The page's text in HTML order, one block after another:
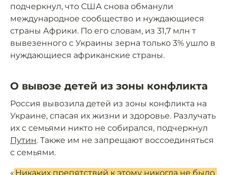
подчеркнул, что США снова обманули
международное сообщество и нуждающиеся
страны Африки. По его словам, из 31,7 млн т
вывезенного с Украины зерна только 3% ушло в
нуждающиеся африканские страны.
О вывозе детей из зоны конфликта
Россия вывозила детей из зоны конфликта на
Украине, спасая их жизни и здоровье. Разлучать
их с семьями никто не собирался, подчеркнул
Путин. Также им не запрещают воссоединяться
с семьями.
« Никаких препятствий к этому никогда не было,